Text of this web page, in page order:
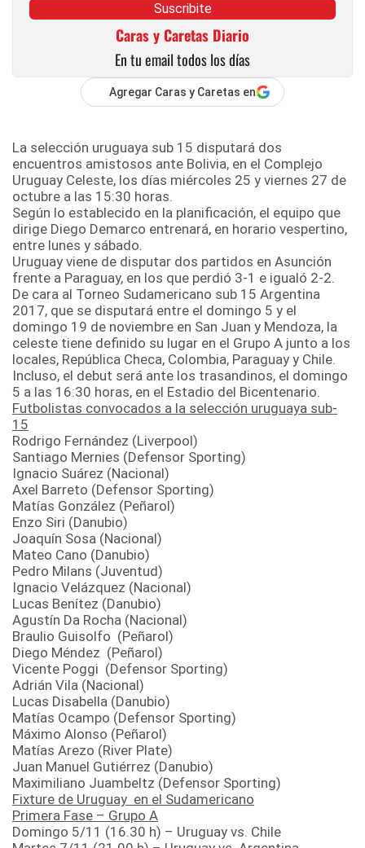
Suscribite
Caras y Caretas Diario
En tu email todos los días
Agregar Caras y Caretas en
La selección uruguaya sub 15 disputará dos
encuentros amistosos ante Bolivia, en el Complejo
Uruguay Celeste, los días miércoles 25 y viernes 27 de
octubre a las 15:30 horas.
Según lo establecido en la planificación, el equipo que
dirige Diego Demarco entrenará, en horario vespertino,
entre lunes y sábado.
Uruguay viene de disputar dos partidos en Asunción
frente a Paraguay, en los que perdió 3-1 e igualó 2-2.
De cara al Torneo Sudamericano sub 15 Argentina
2017, que se disputará entre el domingo 5 y el
domingo 19 de noviembre en San Juan y Mendoza, la
celeste tiene definido su lugar en el Grupo A junto a los
locales, República Checa, Colombia, Paraguay y Chile.
Incluso, el debut será ante los trasandinos, el domingo
5 a las 16:30 horas, en el Estadio del Bicentenario.
Futbolistas convocados a la selección uruguaya sub-
15
Rodrigo Fernández (Liverpool)
Santiago Mernies (Defensor Sporting)
Ignacio Suárez (Nacional)
Axel Barreto (Defensor Sporting)
Matías González (Peñarol)
Enzo Siri (Danubio)
Joaquín Sosa (Nacional)
Mateo Cano (Danubio)
Pedro Milans (Juventud)
Ignacio Velázquez (Nacional)
Lucas Benítez (Danubio)
Agustín Da Rocha (Nacional)
Braulio Guisolfo (Peñarol)
Diego Méndez (Peñarol)
Vicente Poggi (Defensor Sporting)
Adrián Vila (Nacional)
Lucas Disabella (Danubio)
Matías Ocampo (Defensor Sporting)
Máximo Alonso (Peñarol)
Matías Arezo (River Plate)
Juan Manuel Gutiérrez (Danubio)
Maximiliano Juambeltz (Defensor Sporting)
Fixture de Uruguay en el Sudamericano
Primera Fase – Grupo A
Domingo 5/11 (16.30 h) – Uruguay vs. Chile